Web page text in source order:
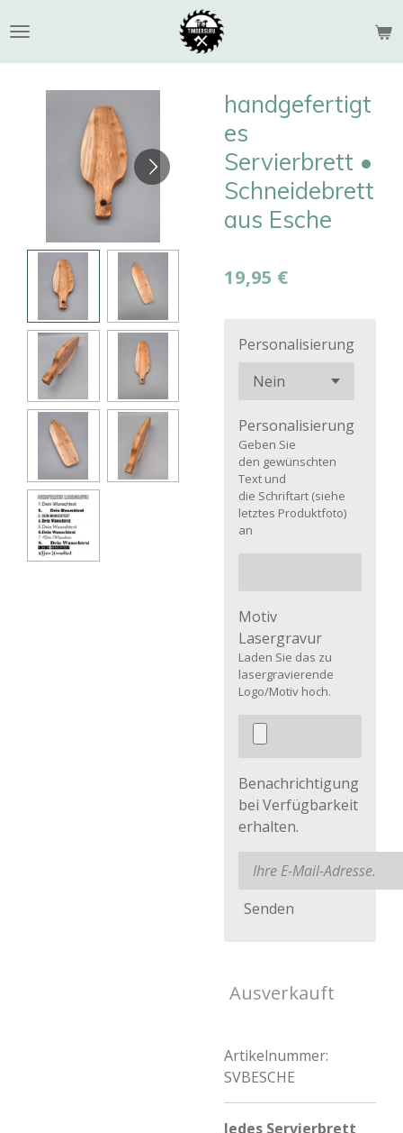
Hauptinhalt
springen
handgefertigt
es
Servierbrett •
Schneidebrett
aus Esche
19,95 €
Personalisierung
Personalisierung
Geben Sie
den gewünschten
Text und
die Schriftart (siehe
letztes Produktfoto)
an
Motiv
Lasergravur
Laden Sie das zu
lasergravierende
Logo/Motiv hoch.
Benachrichtigung
bei Verfügbarkeit
erhalten.
Senden
Ausverkauft
Artikelnummer:
SVBESCHE
Jedes Servierbrett